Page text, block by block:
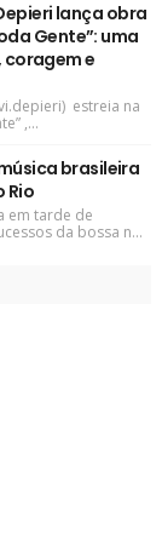
lança obra
Gente”: uma
e
estreia na
,...
brasileira
Rio
em tarde de
da bossa n...